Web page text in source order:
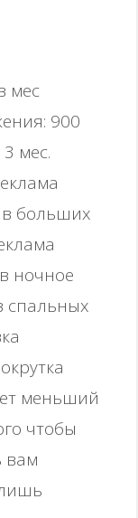
мес
900
мес.
больших
ночное
спальных
меньший
чтобы
вам